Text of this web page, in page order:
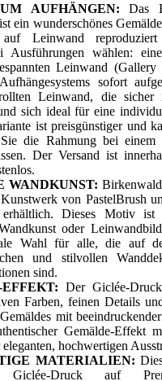
AUFHÄNGEN:Das
ein wunderschönes
auf Leinwand
Ausführungen wählen:
Leinwand
sofort
Leinwand, die sicher
sich ideal für eine
ist preisgünstiger und
die Rahmung bei einem
Der Versand ist
WANDKUNST:
von PastelBrush
Dieses Motiv ist
oder
Wahl für alle, die auf
und stilvollen
sind.
Der Giclée-
Farben, feinen Details
mit
Gemälde-Effekt
hochwertigen
MATERIALIEN:
Giclée-Druck auf